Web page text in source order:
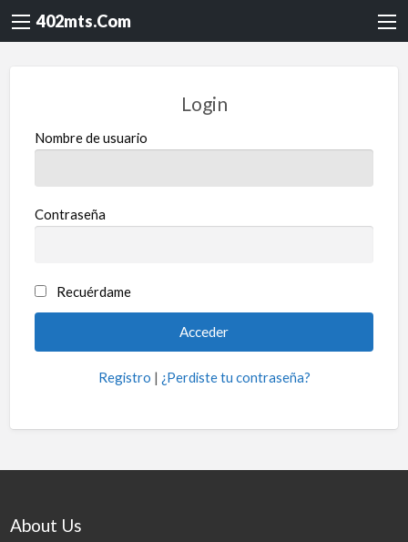
402mts.Com
Login
Nombre de usuario
Contraseña
Recuérdame
Registro | ¿Perdiste tu contraseña?
About Us